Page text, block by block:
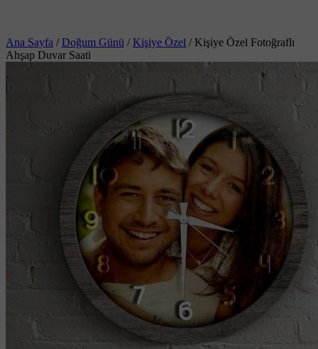
Ana Sayfa / Doğum Günü / Kişiye Özel / Kişiye Özel Fotoğraflı
Ahşap Duvar Saati